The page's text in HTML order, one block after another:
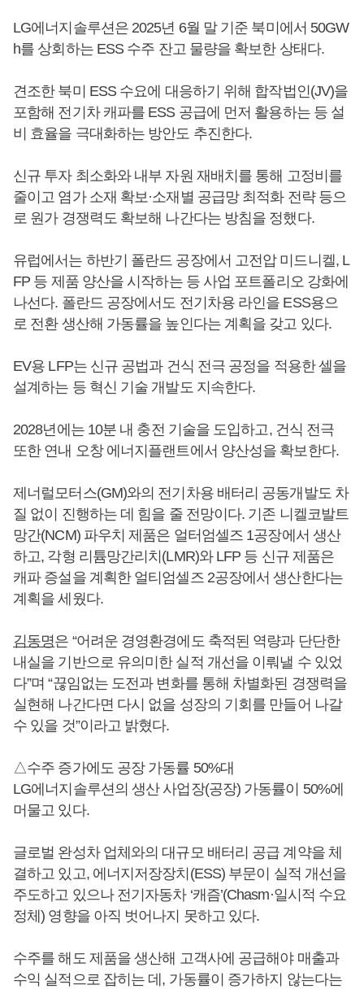
LG에너지솔루션은 2025년 6월 말 기준 북미에서 50GW
h를 상회하는 ESS 수주 잔고 물량을 확보한 상태다.
견조한 북미 ESS 수요에 대응하기 위해 합작법인(JV)을
포함해 전기차 캐파를 ESS 공급에 먼저 활용하는 등 설
비 효율을 극대화하는 방안도 추진한다.
신규 투자 최소화와 내부 자원 재배치를 통해 고정비를
줄이고 염가 소재 확보·소재별 공급망 최적화 전략 등으
로 원가 경쟁력도 확보해 나간다는 방침을 정했다.
유럽에서는 하반기 폴란드 공장에서 고전압 미드니켈, L
FP 등 제품 양산을 시작하는 등 사업 포트폴리오 강화에
나선다. 폴란드 공장에서도 전기차용 라인을 ESS용으
로 전환 생산해 가동률을 높인다는 계획을 갖고 있다.
EV용 LFP는 신규 공법과 건식 전극 공정을 적용한 셀을
설계하는 등 혁신 기술 개발도 지속한다.
2028년에는 10분 내 충전 기술을 도입하고, 건식 전극
또한 연내 오창 에너지플랜트에서 양산성을 확보한다.
제너럴모터스(GM)와의 전기차용 배터리 공동개발도 차
질 없이 진행하는 데 힘을 줄 전망이다. 기존 니켈코발트
망간(NCM) 파우치 제품은 얼터엄셀즈 1공장에서 생산
하고, 각형 리튬망간리치(LMR)와 LFP 등 신규 제품은
캐파 증설을 계획한 얼티엄셀즈 2공장에서 생산한다는
계획을 세웠다.
김동명은 “어려운 경영환경에도 축적된 역량과 단단한
내실을 기반으로 유의미한 실적 개선을 이뤄낼 수 있었
다”며 “끊임없는 도전과 변화를 통해 차별화된 경쟁력을
실현해 나간다면 다시 없을 성장의 기회를 만들어 나갈
수 있을 것”이라고 밝혔다.
△수주 증가에도 공장 가동률 50%대
LG에너지솔루션의 생산 사업장(공장) 가동률이 50%에
머물고 있다.
글로벌 완성차 업체와의 대규모 배터리 공급 계약을 체
결하고 있고, 에너지저장장치(ESS) 부문이 실적 개선을
주도하고 있으나 전기자동차 ‘캐즘’(Chasm·일시적 수요
정체) 영향을 아직 벗어나지 못하고 있다.
수주를 해도 제품을 생산해 고객사에 공급해야 매출과
수익 실적으로 잡히는 데, 가동률이 증가하지 않는다는